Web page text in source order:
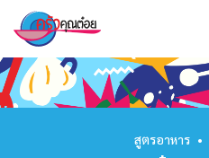
หน้าแรก
สูตรอาหาร •